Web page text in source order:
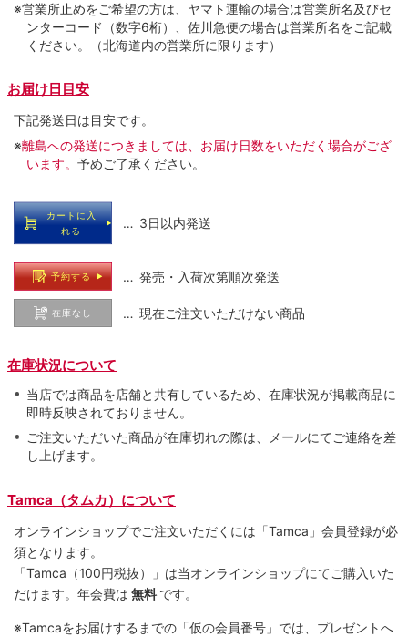
※営業所止めをご希望の方は、ヤマト運輸の場合は営業所名及びセ
ンターコード（数字6桁）、佐川急便の場合は営業所名をご記載
ください。（北海道内の営業所に限ります）
お届け日目安
下記発送日は目安です。
※離島への発送につきましては、お届け日数をいただく場合がござ
います。 予めご了承ください。
カートに入
れる
… 3日以内発送
予約する … 発売・入荷次第順次発送
在庫なし … 現在ご注文いただけない商品
在庫状況について
当店では商品を店舗と共有しているため、在庫状況が掲載商品に
即時反映されておりません。
ご注文いただいた商品が在庫切れの際は、メールにてご連絡を差
し上げます。
Tamca（タムカ）について
オンラインショップでご注⽂いただくには「Tamca」会員登録が必
須となります。
「Tamca （100円税抜）
」は当オンラインショップにてご購⼊いた
だけます。 年会費は 無料 です。
※Tamcaをお届けするまでの「仮の会員番号」では、プレゼントへ